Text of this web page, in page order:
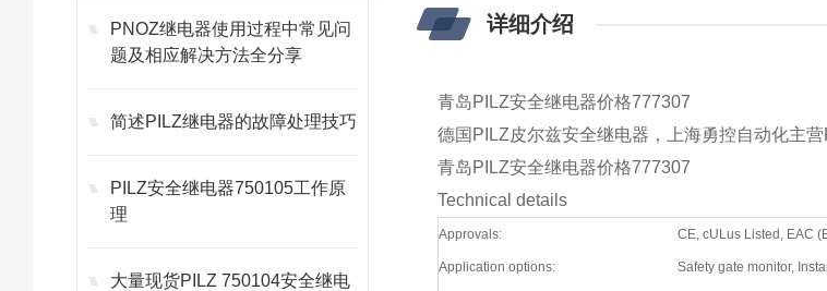
PNOZ继电器使用过程中常见问
题及相应解决方法全分享
简述PILZ继电器的故障处理技巧
PILZ安全继电器750105工作原
理
大量现货PILZ 750104安全继电
详细介绍
青岛PILZ安全继电器价格777307
德国PILZ皮尔兹安全继电器，上海勇控自动化主营
青岛PILZ安全继电器价格777307
Technical details
Approvals: CE, cULus Listed, EAC
Application options: Safety gate monitor,